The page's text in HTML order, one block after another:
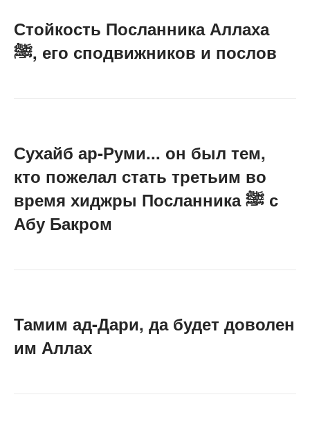
Стойкость Посланника Аллаха
ﷺ, его сподвижников и послов
Сухайб ар-Руми... он был тем,
кто пожелал стать третьим во
время хиджры Посланника ﷺ с
Абу Бакром
Тамим ад-Дари, да будет доволен
им Аллах